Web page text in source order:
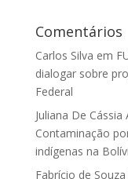
Comentários
Carlos Silva em
dialogar sobre
Federal
Juliana De Cássia
Contaminação
indígenas na
Fabrício de